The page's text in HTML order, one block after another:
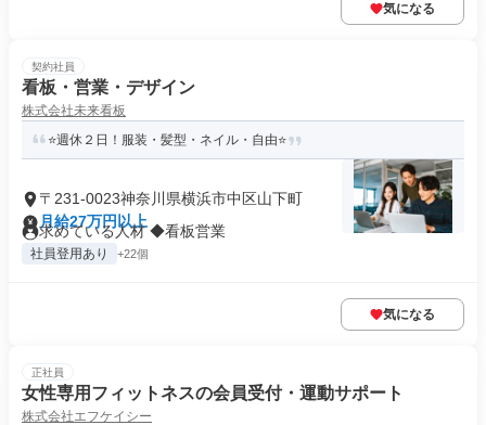
気になる
契約社員
看板・営業・デザイン
株式会社未来看板
⭐週休２日！服装・髪型・ネイル・自由⭐
〒231-0023神奈川県横浜市中区山下町
月給27万円以上
求めている人材 ◆看板営業
社員登用あり +22個
気になる
正社員
女性専用フィットネスの会員受付・運動サポート
株式会社エフケイシー